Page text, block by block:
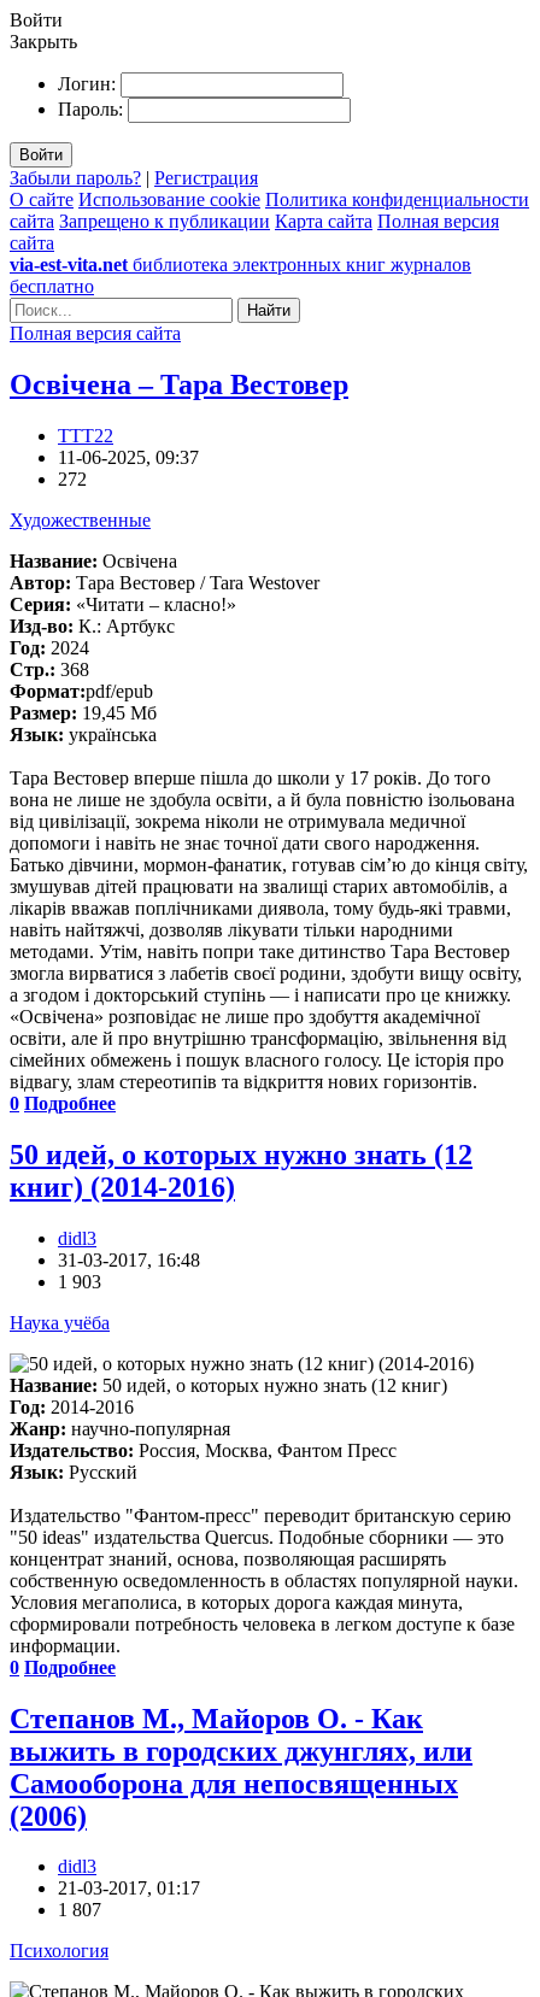
Войти
Закрыть
Логин:
Пароль:
Войти
Забыли пароль? | Регистрация
О сайте Использование cookie Политика конфиденциальности
сайта Запрещено к публикации Карта сайта Полная версия
сайта
via-est-vita.net библиотека электронных книг журналов
бесплатно
Найти
Полная версия сайта
Освічена – Тара Вестовер
TTT22
11-06-2025, 09:37
272
Художественные
Название: Освічена
Автор: Тара Вестовер / Tara Westover
Серия: «Читати – класно!»
Изд-во: К.: Артбукс
Год: 2024
Стр.: 368
Формат:pdf/epub
Размер: 19,45 Мб
Язык: українська
Тара Вестовер вперше пішла до школи у 17 років. До того
вона не лише не здобула освіти, а й була повністю ізольована
від цивілізації, зокрема ніколи не отримувала медичної
допомоги і навіть не знає точної дати свого народження.
Батько дівчини, мормон-фанатик, готував сім’ю до кінця світу,
змушував дітей працювати на звалищі старих автомобілів, а
лікарів вважав поплічниками диявола, тому будь-які травми,
навіть найтяжчі, дозволяв лікувати тільки народними
методами. Утім, навіть попри таке дитинство Тара Вестовер
змогла вирватися з лабетів своєї родини, здобути вищу освіту,
а згодом і докторський ступінь — і написати про це книжку.
«Освічена» розповідає не лише про здобуття академічної
освіти, але й про внутрішню трансформацію, звільнення від
сімейних обмежень і пошук власного голосу. Це історія про
відвагу, злам стереотипів та відкриття нових горизонтів.
0 Подробнее
50 идей, о которых нужно знать (12
книг) (2014-2016)
didl3
31-03-2017, 16:48
1 903
Наука учёба
Название: 50 идей, о которых нужно знать (12 книг)
Год: 2014-2016
Жанр: научно-популярная
Издательство: Россия, Москва, Фантом Пресс
Язык: Русский
Издательство "Фантом-пресс" переводит британскую серию
"50 ideas" издательства Quercus. Подобные сборники — это
концентрат знаний, основа, позволяющая расширять
собственную осведомленность в областях популярной науки.
Условия мегаполиса, в которых дорога каждая минута,
сформировали потребность человека в легком доступе к базе
информации.
0 Подробнее
Степанов М., Майоров О. - Как
выжить в городских джунглях, или
Самооборона для непосвященных
(2006)
didl3
21-03-2017, 01:17
1 807
Психология